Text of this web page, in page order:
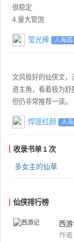
很稳定
4.量大管饱
莹光棒 人海孤
文风极好的仙侠文，
道主角，看着极为舒
但仍非常推荐一读。
悍匪红颜 人
收录书单 1 次
多女主的仙草
仙侠排行榜
西
作者